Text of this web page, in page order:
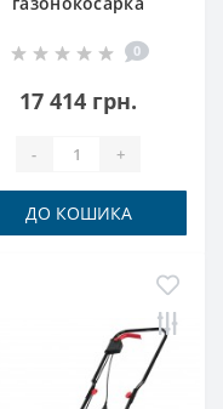
АКБ (A1840LI-2ШТ) +
0
17 414 грн.
- +
ДО КОШИКА